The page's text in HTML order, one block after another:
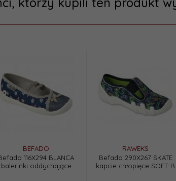
BEFADO
116X294 BLANCA
balerinki oddychające
RAWEKS
Befado 290X267 SKATE
kapcie chłopięce SOFT-B